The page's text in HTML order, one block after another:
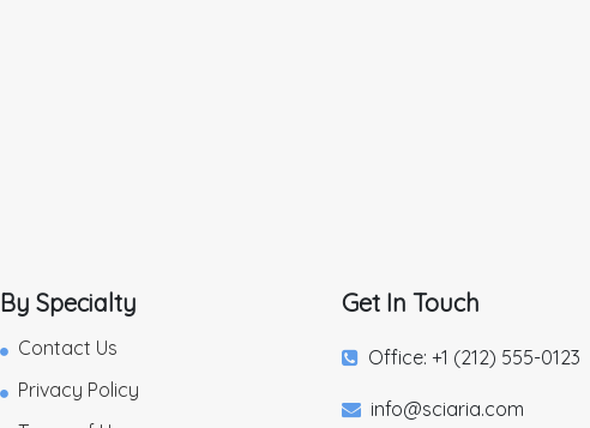
By Specialty
Contact Us
Privacy Policy
Get In Touch
Office: +1 (212) 555-0123
info@sciaria.com